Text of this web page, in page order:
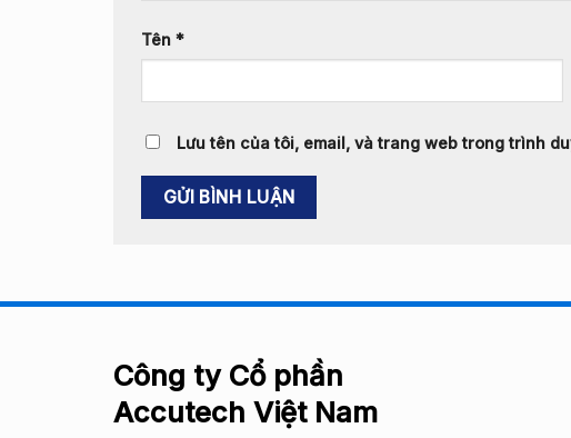
Tên *
Lưu tên của tôi, email, và trang web trong trình
Công ty Cổ phần
Accutech Việt Nam